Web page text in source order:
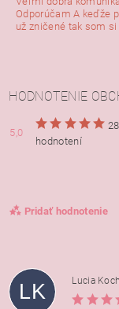
Odporúčam A keďže
už zničené tak som
HODNOTENIE
5,0
28
hodnotení
Pridať hodnotenie
LK
Lucia